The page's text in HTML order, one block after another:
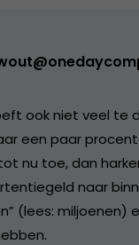
ook niet veel te
een paar
nu toe, dan
naar
(lees: miljoenen)